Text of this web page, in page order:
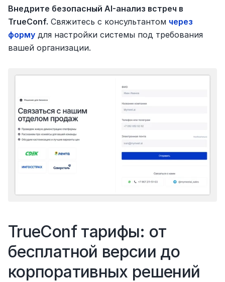
Внедрите безопасный AI-анализ встреч в
TrueConf. Свяжитесь с консультантом через
форму для настройки системы под требования
вашей организации.
TrueConf тарифы: от
бесплатной версии до
корпоративных решений